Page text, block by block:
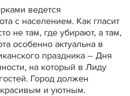
ведется
с населением. Как гласит
не там, где убирают, а там,
особенно актуальна в
праздника – Дня
на который в Лиду
Город должен
красивым и уютным.